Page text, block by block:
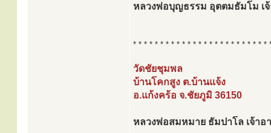
หลวงพ่อบุญธรรม อุตตมธัมโม เจ้
* * * * * * * * * * * * * * * * * * * * * * * * *
วัดชัยชุมพล
บ้านโคกสูง ต.บ้านแจ้ง
อ.แก้งคร้อ จ.ชัยภูมิ 36150
หลวงพ่อสมหมาย ธัมปาโล เจ้าอ